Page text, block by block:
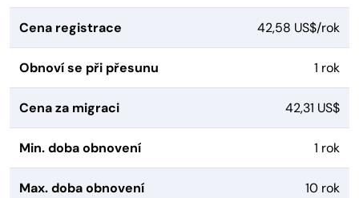
Cena registrace 42,58 US$/rok
Obnoví se při přesunu 1 rok
Cena za migraci 42,31 US$
Min. doba obnovení 1 rok
Max. doba obnovení 10 rok